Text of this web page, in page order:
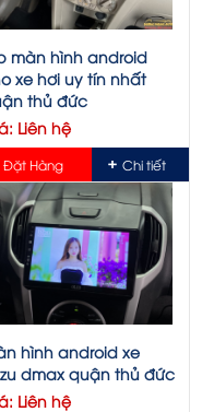
màn hình android
xe hơi uy tín nhất
thủ đức
Liên hệ
Hàng Chi tiết
hình android xe
dmax quận thủ đức
Liên hệ